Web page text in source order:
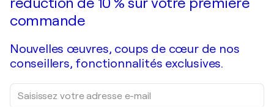
commande
Nouvelles œuvres, coups de cœur de nos
conseillers, fonctionnalités exclusives.